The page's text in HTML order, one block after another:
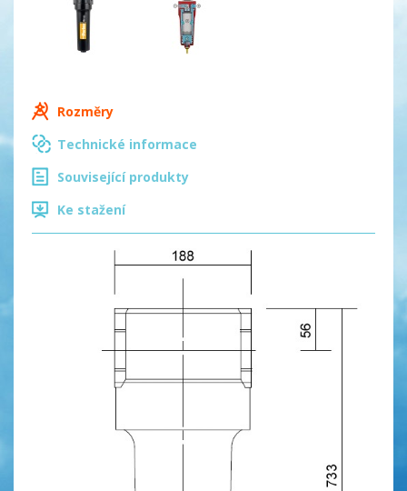
Rozměry
Technické informace
Související produkty
Ke stažení